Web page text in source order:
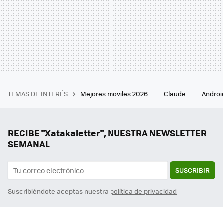
TEMAS DE INTERÉS Mejores moviles 2026 Claude
RECIBE "Xatakaletter", NUESTRA NEWSLETTER
SEMANAL
SUSCRIBIR
Suscribiéndote aceptas nuestra política de privacidad